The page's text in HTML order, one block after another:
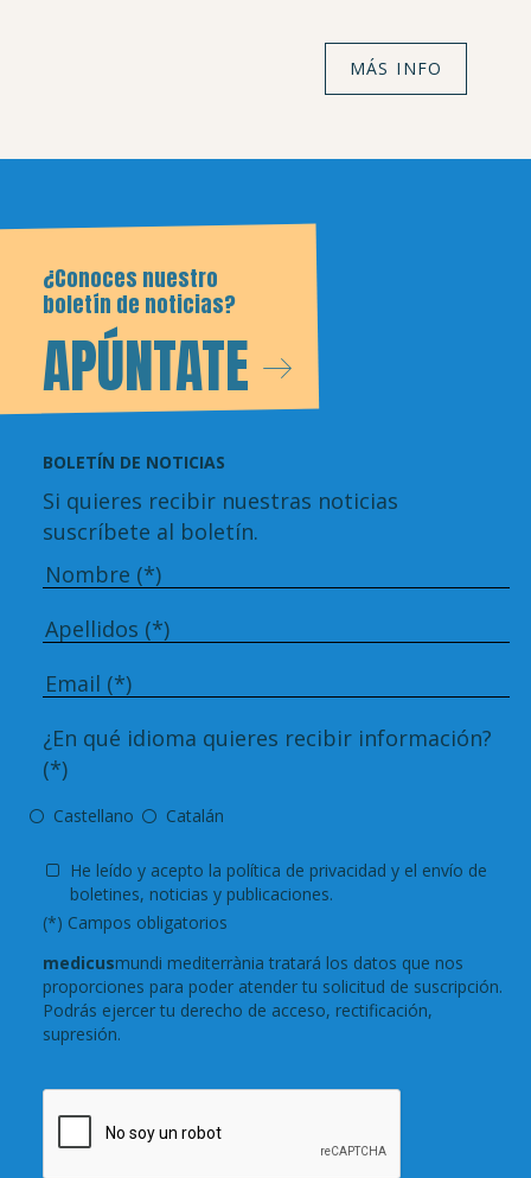
MÁS INFO
¿Conoces nuestro
boletín de noticias?
APÚNTATE
BOLETÍN DE NOTICIAS
Si quieres recibir nuestras noticias
suscríbete al boletín.
¿En qué idioma quieres recibir información?
(*)
Castellano Catalán
He leído y acepto la política de privacidad y el envío de
boletines, noticias y publicaciones.
(*) Campos obligatorios
medicusmundi mediterrània tratará los datos que nos
proporciones para poder atender tu solicitud de suscripción.
Podrás ejercer tu derecho de acceso, rectificación,
supresión.